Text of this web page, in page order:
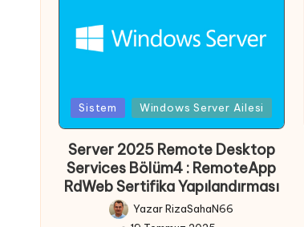
Posted
in
Sistem Windows Server Ailesi
Server 2025 Remote Desktop
Services Bölüm4 : RemoteApp
RdWeb Sertifika Yapılandırması
Posted
YazarRizaSahaN66